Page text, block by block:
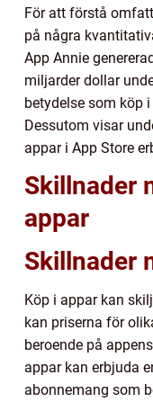
För att förstå
på några
App Annie
miljarder dollar
betydelse som köp
Dessutom visar
appar i App Store
Skillnader
appar
Skillnader
Köp i appar kan
kan priserna för
beroende på
appar kan erbjuda
abonnemang som